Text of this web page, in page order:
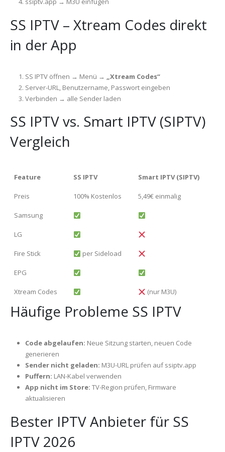
SS IPTV – Xtream Codes direkt
in der App
SS IPTV öffnen → Menü →
„Xtream Codes“
Server-URL, Benutzername, Passwort eingeben
Verbinden → alle Sender laden
SS IPTV vs. Smart IPTV (SIPTV)
Vergleich
Feature SS IPTV Smart IPTV (SIPTV)
Preis 100% Kostenlos 5,49€ einmalig
Samsung
LG
Fire Stick per Sideload
EPG
Xtream Codes (nur M3U)
Häufige Probleme SS IPTV
Code abgelaufen: Neue Sitzung starten, neuen Code
generieren
Sender nicht geladen: M3U-URL prüfen auf ssiptv.app
Puffern: LAN-Kabel verwenden
App nicht im Store: TV-Region prüfen, Firmware
aktualisieren
Bester IPTV Anbieter für SS
IPTV 2026